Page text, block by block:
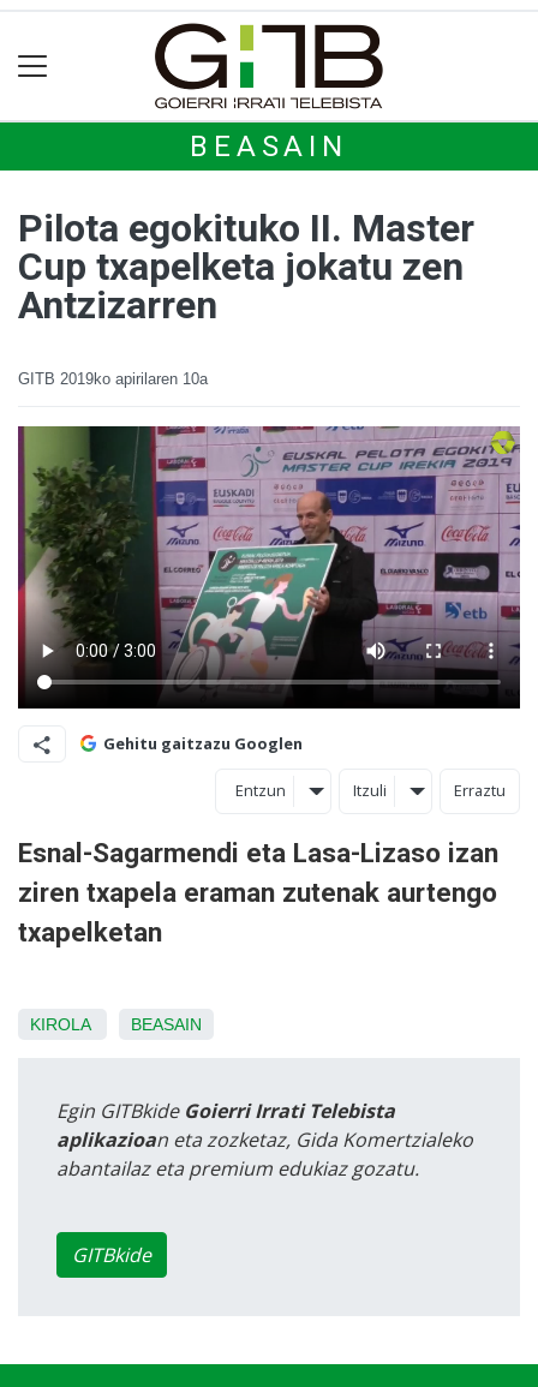
BEASAIN
Pilota egokituko II. Master
Cup txapelketa jokatu zen
Antzizarren
GITB 2019ko apirilaren 10a
Gehitu gaitzazu Googlen
Entzun Itzuli Erraztu
Esnal-Sagarmendi eta Lasa-Lizaso izan
ziren txapela eraman zutenak aurtengo
txapelketan
KIROLA BEASAIN
Egin GITBkide Goierri Irrati Telebista
aplikazioan eta zozketaz, Gida Komertzialeko
abantailaz eta premium edukiaz gozatu.
GITBkide